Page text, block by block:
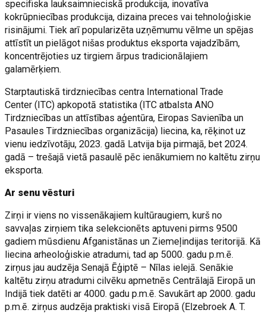
specifiska lauksaimnieciskā produkcija, inovatīva
kokrūpniecības produkcija, dizaina preces vai tehnoloģiskie
risinājumi. Tiek arī popularizēta uzņēmumu vēlme un spējas
attīstīt un pielāgot nišas produktus eksporta vajadzībām,
koncentrējoties uz tirgiem ārpus tradicionālajiem
galamērķiem.
Starptautiskā tirdzniecības centra International Trade
Center (ITC) apkopotā statistika (ITC atbalsta ANO
Tirdzniecības un attīstības aģentūra, Eiropas Savienība un
Pasaules Tirdzniecības organizācija) liecina, ka, rēķinot uz
vienu iedzīvotāju, 2023. gadā Latvija bija pirmajā, bet 2024.
gadā – trešajā vietā pasaulē pēc ienākumiem no kaltētu zirņu
eksporta.
Ar senu vēsturi
Zirņi ir viens no vissenākajiem kultūraugiem, kurš no
savvaļas zirņiem tika selekcionēts aptuveni pirms 9500
gadiem mūsdienu Afganistānas un Ziemeļindijas teritorijā. Kā
liecina arheoloģiskie atradumi, tad ap 5000. gadu p.m.ē.
zirņus jau audzēja Senajā Ēģiptē – Nīlas ielejā. Senākie
kaltētu zirņu atradumi cilvēku apmetnēs Centrālajā Eiropā un
Indijā tiek datēti ar 4000. gadu p.m.ē. Savukārt ap 2000. gadu
p.m.ē. zirņus audzēja praktiski visā Eiropā (Elzebroek A. T.